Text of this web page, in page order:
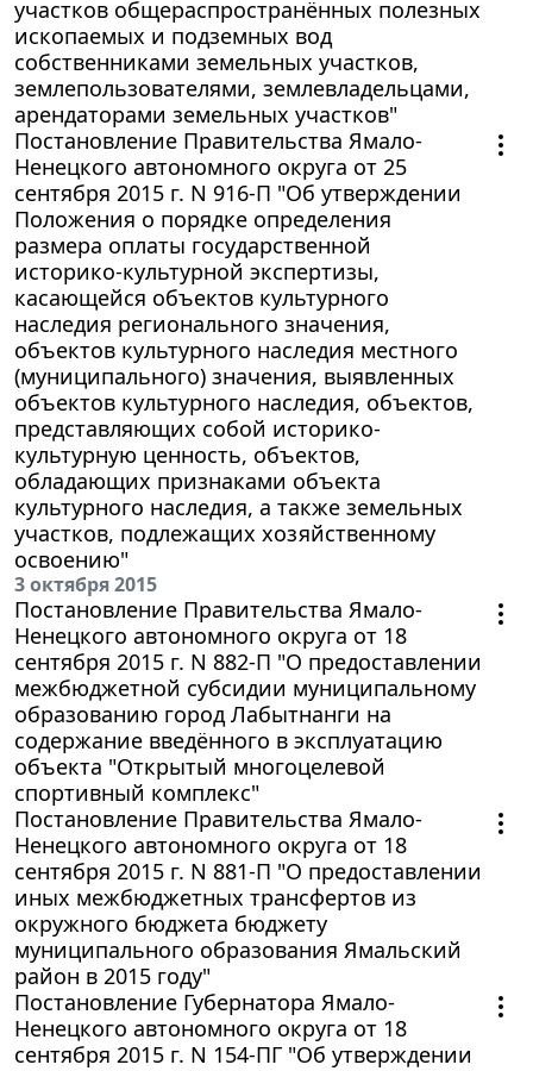
участков общераспространённых полезных
ископаемых и подземных вод
собственниками земельных участков,
землепользователями, землевладельцами,
арендаторами земельных участков"
Постановление Правительства Ямало-
Ненецкого автономного округа от 25
сентября 2015 г. N 916-П "Об утверждении
Положения о порядке определения
размера оплаты государственной
историко-культурной экспертизы,
касающейся объектов культурного
наследия регионального значения,
объектов культурного наследия местного
(муниципального) значения, выявленных
объектов культурного наследия, объектов,
представляющих собой историко-
культурную ценность, объектов,
обладающих признаками объекта
культурного наследия, а также земельных
участков, подлежащих хозяйственному
освоению"
3 октября 2015
Постановление Правительства Ямало-
Ненецкого автономного округа от 18
сентября 2015 г. N 882-П "О предоставлении
межбюджетной субсидии муниципальному
образованию город Лабытнанги на
содержание введённого в эксплуатацию
объекта "Открытый многоцелевой
спортивный комплекс"
Постановление Правительства Ямало-
Ненецкого автономного округа от 18
сентября 2015 г. N 881-П "О предоставлении
иных межбюджетных трансфертов из
окружного бюджета бюджету
муниципального образования Ямальский
район в 2015 году"
Постановление Губернатора Ямало-
Ненецкого автономного округа от 18
сентября 2015 г. N 154-ПГ "Об утверждении